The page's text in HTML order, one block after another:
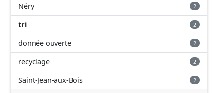
Néry 2
tri 2
donnée ouverte 2
recyclage 2
Saint-Jean-aux-Bois 2